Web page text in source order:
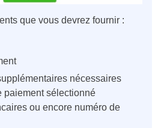
que vous devrez fournir :
nécessaires
paiement sélectionné
ou encore numéro de